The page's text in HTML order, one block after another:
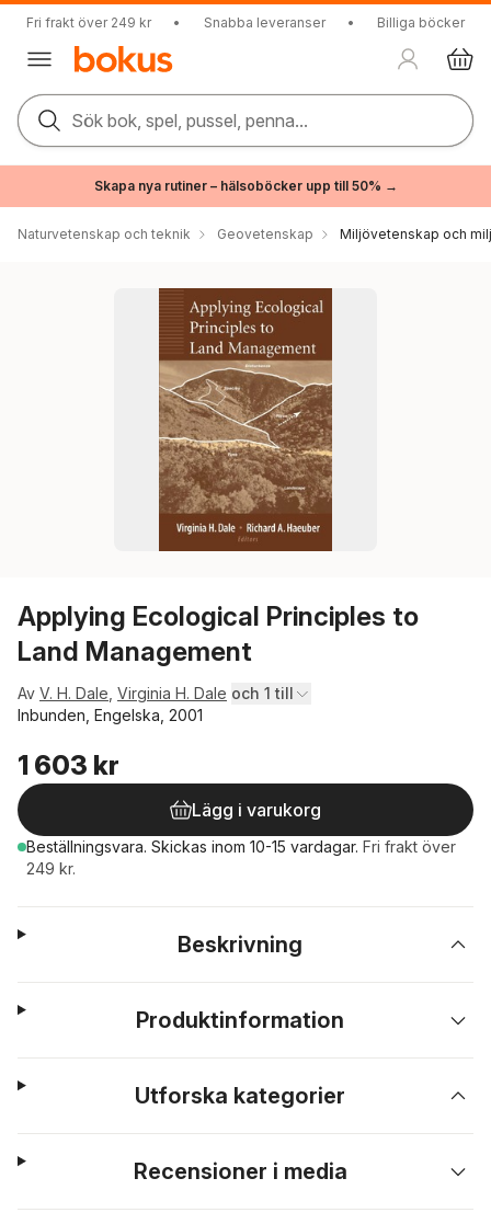
Fri frakt över 249 kr • Snabba leveranser • Billiga böcker
Sök bok, spel, pussel, penna...
Skapa nya rutiner – hälsoböcker upp till 50% →
Naturvetenskap och teknik Geovetenskap Miljövetenskap och
Applying Ecological Principles to
Land Management
Av V. H. Dale Virginia H. Dale och 1 till
Inbunden, Engelska, 2001
1 603 kr
Lägg i varukorg
Beställningsvara. Skickas inom 10-15 vardagar. Fri frakt över
249 kr.
Beskrivning
Produktinformation
Utforska kategorier
Recensioner i media